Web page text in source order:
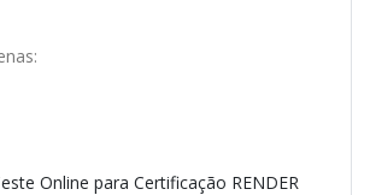
Online para Certificação RENDER